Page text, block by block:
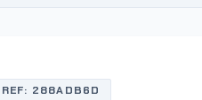
REF: 288ADB6D